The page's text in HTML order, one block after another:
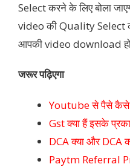
Select करने के लिए बोला
video की Quality Select
आपकी video download
जरूर पढ़िएगा
Youtube से पैसे कैसे
Gst क्या हैं इसके
DCA क्या और DCA
Paytm Referral